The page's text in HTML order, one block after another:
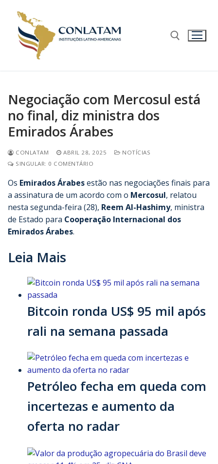
Negociação com Mercosul está
no final, diz ministra dos
Emirados Árabes
CONLATAM ABRIL 28, 2025
NOTÍCIAS
SINGULAR: 0 COMENTÁRIO
Os Emirados Árabesestão nas negociações finais para
a assinatura de um acordo com o Mercosul, relatou
nesta segunda-feira (28), Reem Al-Hashimy, ministra
de Estado para Cooperação Internacional dos
Emirados Árabes.
Leia Mais
Bitcoin ronda US$ 95 mil após
rali na semana passada
Petróleo fecha em queda com
incertezas e aumento da
oferta no radar